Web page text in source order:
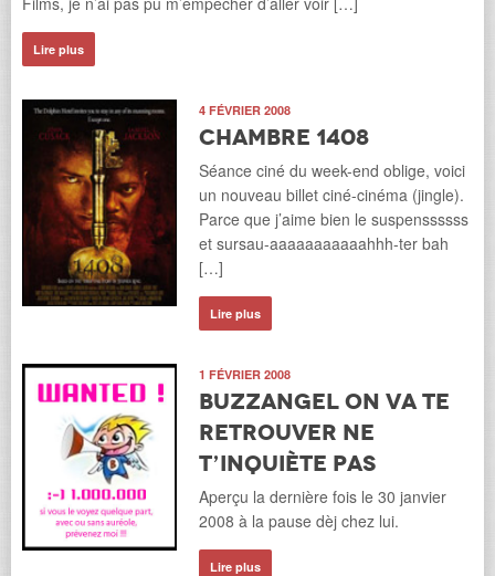
Lire plus
4 FÉVRIER 2008
Chambre 1408
Séance ciné du week-end oblige, voici
un nouveau billet ciné-cinéma (jingle).
Parce que j’aime bien le suspenssssss
et sursau-aaaaaaaaaaahhh-ter bah
[…]
Lire plus
1 FÉVRIER 2008
BuzzAngel on va te
retrouver ne
t’inquiète pas
Aperçu la dernière fois le 30 janvier
2008 à la pause dèj chez lui.
Lire plus